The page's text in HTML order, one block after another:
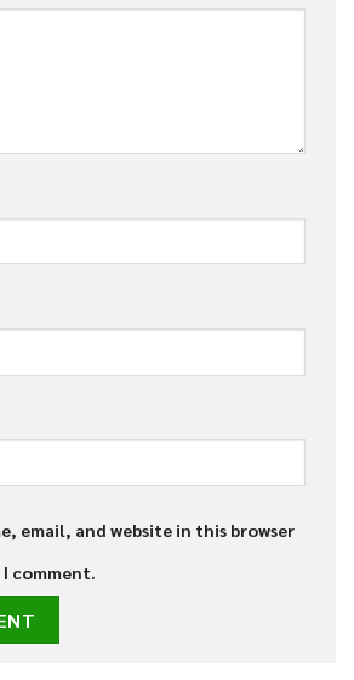
email, and website in this browser
comment.